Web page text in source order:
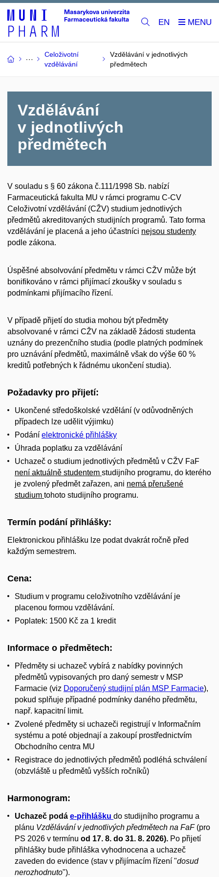
EN
Celoživotní
vzdělávání
Vzdělávání v jednotlivých
předmětech
Vzdělávání
v jednotlivých
předmětech
V souladu s § 60 zákona č.111/1998 Sb. nabízí
Farmaceutická fakulta MU v rámci programu C-CV
Celoživotní vzdělávání (CŽV) studium jednotlivých
předmětů akreditovaných studijních programů. Tato forma
vzdělávání je placená a jeho účastníci nejsou studenty
podle zákona.
Úspěšné absolvování předmětu v rámci CŽV může být
bonifikováno v rámci přijímací zkoušky v souladu s
podmínkami přijímacího řízení.
V případě přijetí do studia mohou být předměty
absolvované v rámci CŽV na základě žádosti studenta
uznány do prezenčního studia (podle platných podmínek
pro uznávání předmětů, maximálně však do výše 60 %
kreditů potřebných k řádnému ukončení studia).
Požadavky pro přijetí:
Ukončené středoškolské vzdělání (v odůvodněných
případech lze udělit výjimku)
Podání elektronické přihlášky
Úhrada poplatku za vzdělávání
Uchazeč o studium jednotlivých předmětů v CŽV FaF
není aktuálně studentem studijního programu, do kterého
je zvolený předmět zařazen, ani nemá přerušené
studium tohoto studijního programu.
Termín podání přihlášky:
Elektronickou přihlášku lze podat dvakrát ročně před
každým semestrem.
Cena:
Studium v programu celoživotního vzdělávání je
placenou formou vzdělávání.
Poplatek: 1500 Kč za 1 kredit
Informace o předmětech:
Předměty si uchazeč vybírá z nabídky povinných
předmětů vypisovaných pro daný semestr v MSP
Farmacie (viz Doporučený studijní plán MSP Farmacie),
pokud splňuje případné podmínky daného předmětu,
např. kapacitní limit.
Zvolené předměty si uchazeči registrují v Informačním
systému a poté objednají a zakoupí prostřednictvím
Obchodního centra MU
Registrace do jednotlivých předmětů podléhá schválení
(obzvláště u předmětů vyšších ročníků)
Harmonogram:
Uchazeč podá e-přihlášku do studijního programu a
plánu Vzdělávání v jednotlivých předmětech na FaF(pro
PS 2026 v termínu od 17. 8. do 31. 8. 2026). Po přijetí
přihlášky bude přihláška vyhodnocena a uchazeč
zaveden do evidence (stav v přijímacím řízení "dosud
nerozhodnuto").